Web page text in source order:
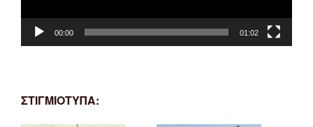
00:00 01:02
ΣΤΙΓΜΙΟΤΥΠΑ: